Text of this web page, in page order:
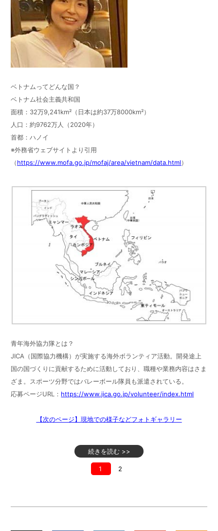
ベトナムってどんな国？
ベトナム社会主義共和国
面積：32万9,241km²（日本は約37万8000km²）
人口：約9762万人（2020年）
首都：ハノイ
※外務省ウェブサイトより引用
（https://www.mofa.go.jp/mofaj/area/vietnam/data.html）
青年海外協力隊とは？
JICA（国際協力機構）が実施する海外ボランティア活動。開発途上
国の国づくりに貢献するために活動しており、職種や業務内容はさま
ざま。スポーツ分野ではバレーボール隊員も派遣されている。
応募ページURL： https://www.jica.go.jp/volunteer/index.html
【次のページ】現地での様子などフォトギャラリー
続きを読む >>
1 2